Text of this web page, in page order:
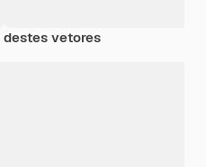
destes vetores